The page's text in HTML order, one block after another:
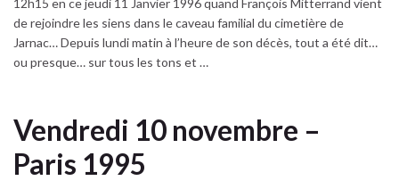
12h15 en ce jeudi 11 Janvier 1996 quand François Mitterrand vient
de rejoindre les siens dans le caveau familial du cimetière de
Jarnac… Depuis lundi matin à l’heure de son décès, tout a été dit…
ou presque… sur tous les tons et …
Vendredi 10 novembre –
Paris 1995